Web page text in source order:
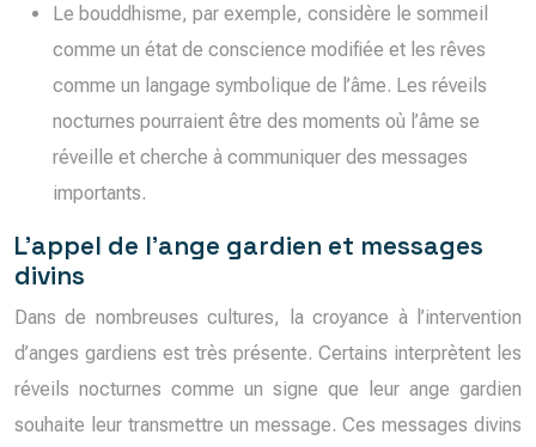
Le bouddhisme, par exemple, considère le sommeil
comme un état de conscience modifiée et les rêves
comme un langage symbolique de l’âme. Les réveils
nocturnes pourraient être des moments où l’âme se
réveille et cherche à communiquer des messages
importants.
L’appel de l’ange gardien et messages
divins
Dans de nombreuses cultures, la croyance à l’intervention
d’anges gardiens est très présente. Certains interprètent les
réveils nocturnes comme un signe que leur ange gardien
souhaite leur transmettre un message. Ces messages divins